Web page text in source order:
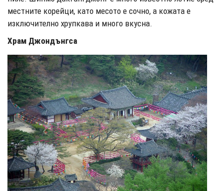
местните корейци, като месото е сочно, а кожата е
изключително хрупкава и много вкусна.
Храм Джондънгса